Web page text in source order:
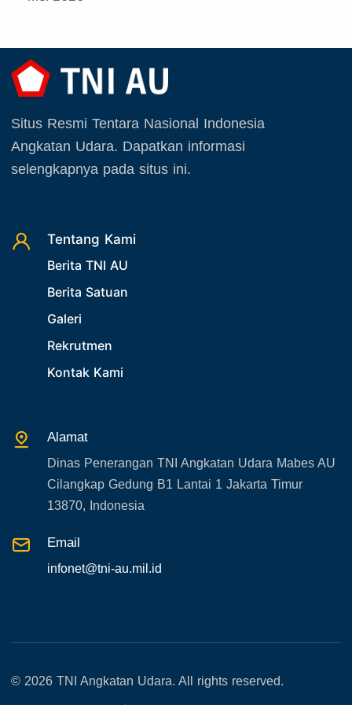
21. Latihan TNI AU
22. Latihan TNI
23. Operasi TNI
24. Operasi TNI AU
25. Agenda PIA Ardhya Garini
28. Bukan Berita TNI AU
35. Gangguan bandara
36. Kecelakaan pesawat TNI
37. Kecelakaan pesawat swasta
39. Gangguan KAMTIBMAS
Juli 2026
Agustus 2026
Oktober 2025
November 2025
Situs Resmi Tentara Nasional Indonesia
Angkatan Udara. Dapatkan informasi
selengkapnya pada situs ini.
Tentang Kami
Berita TNI AU
Berita Satuan
Galeri
Rekrutmen
Kontak Kami
Alamat
Dinas Penerangan TNI Angkatan Udara Mabes AU
Cilangkap Gedung B1 Lantai 1 Jakarta Timur
13870, Indonesia
Email
infonet@tni-au.mil.id
© 2026 TNI Angkatan Udara. All rights reserved.